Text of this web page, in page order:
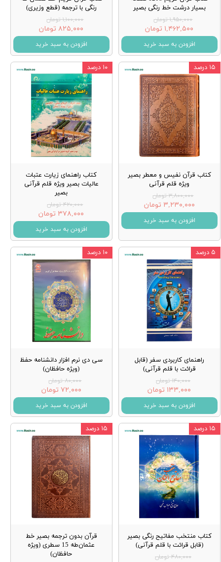
بسیار درشت خط رنگی بصیر
۱,۹۵۰,۰۰۰ تومان
۱,۴۶۲,۵۰۰ تومان
افزودن به سبد خرید
رنگی با ترجمه (قطع وزیری)
۱,۱۰۰,۰۰۰ تومان
۸۲۵,۰۰۰ تومان
افزودن به سبد خرید
کتاب قرآن نفیس و معطر بصیر
ویژه قلم قرآنی
۳,۸۰۰,۰۰۰ تومان
۳,۲۳۰,۰۰۰ تومان
افزودن به سبد خرید
۱۵ درصد
کتاب راهنمای زیارت عتبات
عالیات بصیر ویژه قلم قرآنی
بصیر
۴۲۰,۰۰۰ تومان
۳۷۸,۰۰۰ تومان
افزودن به سبد خرید
۱۰ درصد
راهنمای کاربردی سفر (قابل
قرائت با قلم قرآنی)
۱۴۰,۰۰۰ تومان
۱۳۳,۰۰۰ تومان
افزودن به سبد خرید
۵ درصد
سی دی نرم افزار دانشنامه حفظ
(ویژه حافظان)
۸۰,۰۰۰ تومان
۷۲,۰۰۰ تومان
افزودن به سبد خرید
۱۰ درصد
کتاب منتخب مفاتیح رنگی بصیر
(قابل قرائت با قلم قرآنی)
۴۸۰,۰۰۰ تومان
۱۵ درصد
قرآن بدون ترجمه بصیر خط
عثمان‌طه 15 سطری (ویژه
حافظان)
۱۵ درصد